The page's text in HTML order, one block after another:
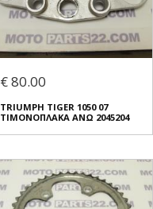
€ 80.00
TRIUMPH TIGER 1050 07
ΤΙΜΟΝΟΠΛΑΚΑ ΑΝΩ 2045204